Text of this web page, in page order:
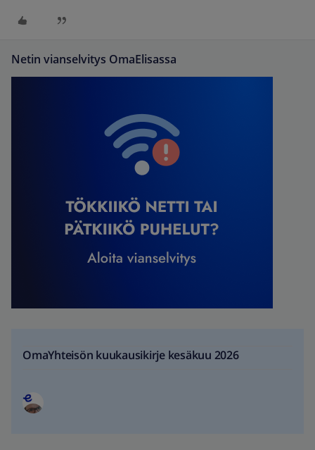
Netin vianselvitys OmaElisassa
OmaYhteisön kuukausikirje kesäkuu 2026